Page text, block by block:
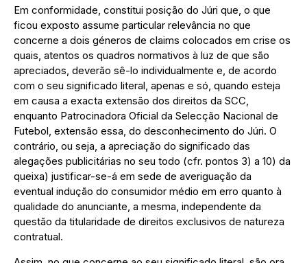
Em conformidade, constitui posição do Júri que, o que
ficou exposto assume particular relevância no que
concerne a dois géneros de claims colocados em crise os
quais, atentos os quadros normativos à luz de que são
apreciados, deverão sê-lo individualmente e, de acordo
com o seu significado literal, apenas e só, quando esteja
em causa a exacta extensão dos direitos da SCC,
enquanto Patrocinadora Oficial da Selecção Nacional de
Futebol, extensão essa, do desconhecimento do Júri. O
contrário, ou seja, a apreciação do significado das
alegações publicitárias no seu todo (cfr. pontos 3) a 10) da
queixa) justificar-se-á em sede de averiguação da
eventual indução do consumidor médio em erro quanto à
qualidade do anunciante, a mesma, independente da
questão da titularidade de direitos exclusivos de natureza
contratual.